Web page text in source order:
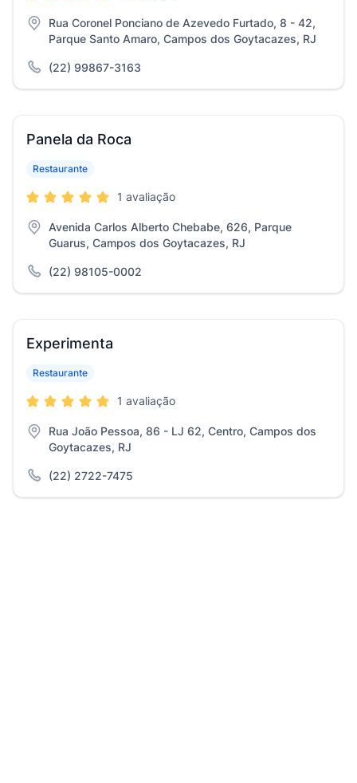
Rua Coronel Ponciano de Azevedo Furtado, 8 - 42,
Parque Santo Amaro, Campos dos Goytacazes, RJ
(22) 99867-3163
Panela da Roca
Restaurante
1 avaliação
Avenida Carlos Alberto Chebabe, 626, Parque
Guarus, Campos dos Goytacazes, RJ
(22) 98105-0002
Experimenta
Restaurante
1 avaliação
Rua João Pessoa, 86 - LJ 62, Centro, Campos dos
Goytacazes, RJ
(22) 2722-7475